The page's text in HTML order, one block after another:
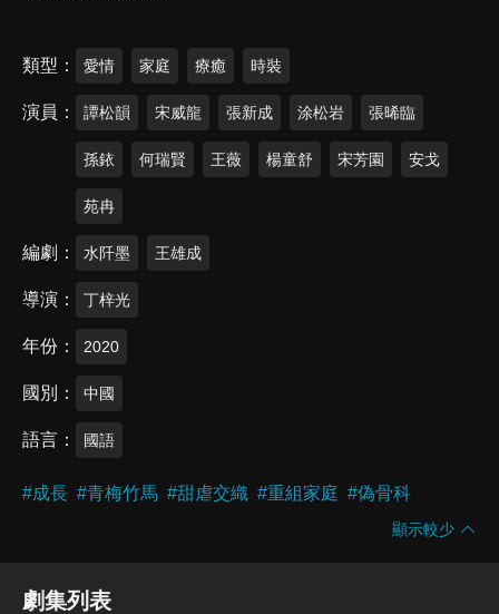
類型 愛情 家庭 療癒 時裝
演員 譚松韻 宋威龍 張新成 涂松岩 張晞臨
孫銥 何瑞賢 王薇 楊童舒 宋芳園 安戈
苑冉
編劇 水阡墨 王雄成
導演 丁梓光
年份 2020
國別 中國
語言 國語
#成長 #青梅竹馬 #甜虐交織 #重組家庭 #偽骨科
顯示較少
劇集列表